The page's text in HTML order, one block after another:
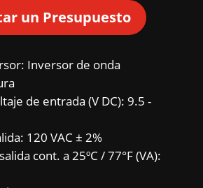
un Presupuesto
Inversor de onda
de entrada (V DC): 9.5 -
120 VAC ± 2%
cont. a 25ºC / 77°F (VA):